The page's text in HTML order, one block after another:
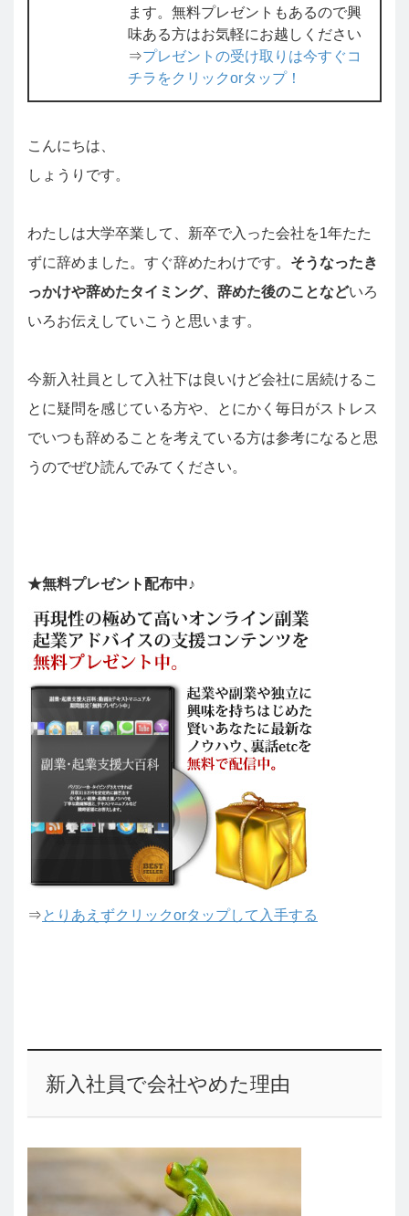
ます。無料プレゼントもあるので興
味ある方はお気軽にお越しください
⇒プレゼントの受け取りは今すぐコ
チラをクリックorタップ！
こんにちは、
しょうりです。
わたしは大学卒業して、新卒で入った会社を1年たた
ずに辞めました。すぐ辞めたわけです。 そうなったき
っかけや辞めたタイミング、辞めた後のことなどいろ
いろお伝えしていこうと思います。
今新入社員として入社下は良いけど会社に居続けるこ
とに疑問を感じている方や、とにかく毎日がストレス
でいつも辞めることを考えている方は参考になると思
うのでぜひ読んでみてください。
★無料プレゼント配布中♪
⇒とりあえずクリックorタップして入手する
新入社員で会社やめた理由